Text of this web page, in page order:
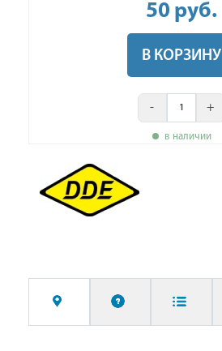
50 руб.
В КОРЗИНУ
- +
в наличии